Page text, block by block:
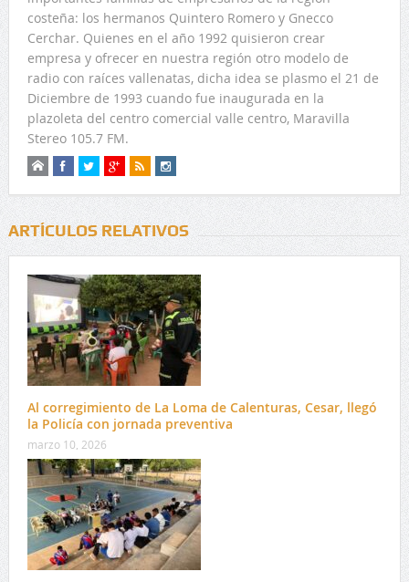
costeña: los hermanos Quintero Romero y Gnecco
Cerchar. Quienes en el año 1992 quisieron crear
empresa y ofrecer en nuestra región otro modelo de
radio con raíces vallenatas, dicha idea se plasmo el 21 de
Diciembre de 1993 cuando fue inaugurada en la
plazoleta del centro comercial valle centro, Maravilla
Stereo 105.7 FM.
ARTÍCULOS RELATIVOS
Al corregimiento de La Loma de Calenturas, Cesar, llegó
la Policía con jornada preventiva
marzo 10, 2026